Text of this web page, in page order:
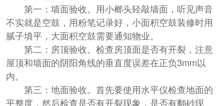
第一：墙面验收。用小榔头轻敲墙面，听见声音
不实就是空鼓，用粉笔记录好，小面积空鼓装修时用
腻子填平，大面积空鼓需要通知物业。
第二：房顶验收。检查房顶面是否有开裂，注意
屋顶和墙面的阴阳角线的垂直度误差在正负3mm以
内。
第三：地面验收。首先要使用水平仪检查地面的
平整度，然后检查是否有开裂现象，是否有翻砂现